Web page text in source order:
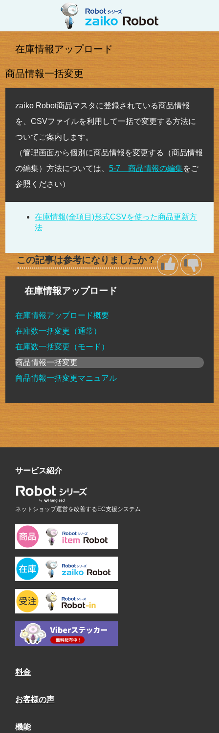
在庫情報アップロード
商品情報一括変更
zaiko Robot商品マスタに登録されている商品情報
を、CSVファイルを利用して一括で変更する方法に
ついてご案内します。
（管理画面から個別に商品情報を変更する（商品情報
の編集）方法については、 5-7 商品情報の編集をご
参照ください）
在庫情報(全項目)形式CSVを使った商品更新方
法
この記事は参考になりましたか？
在庫情報アップロード
在庫情報アップロード概要
在庫数一括変更（通常）
在庫数一括変更（モード）
商品情報一括変更
商品情報一括変更マニュアル
サービス紹介
ネットショップ運営を改善するEC支援システム
料金
お客様の声
機能